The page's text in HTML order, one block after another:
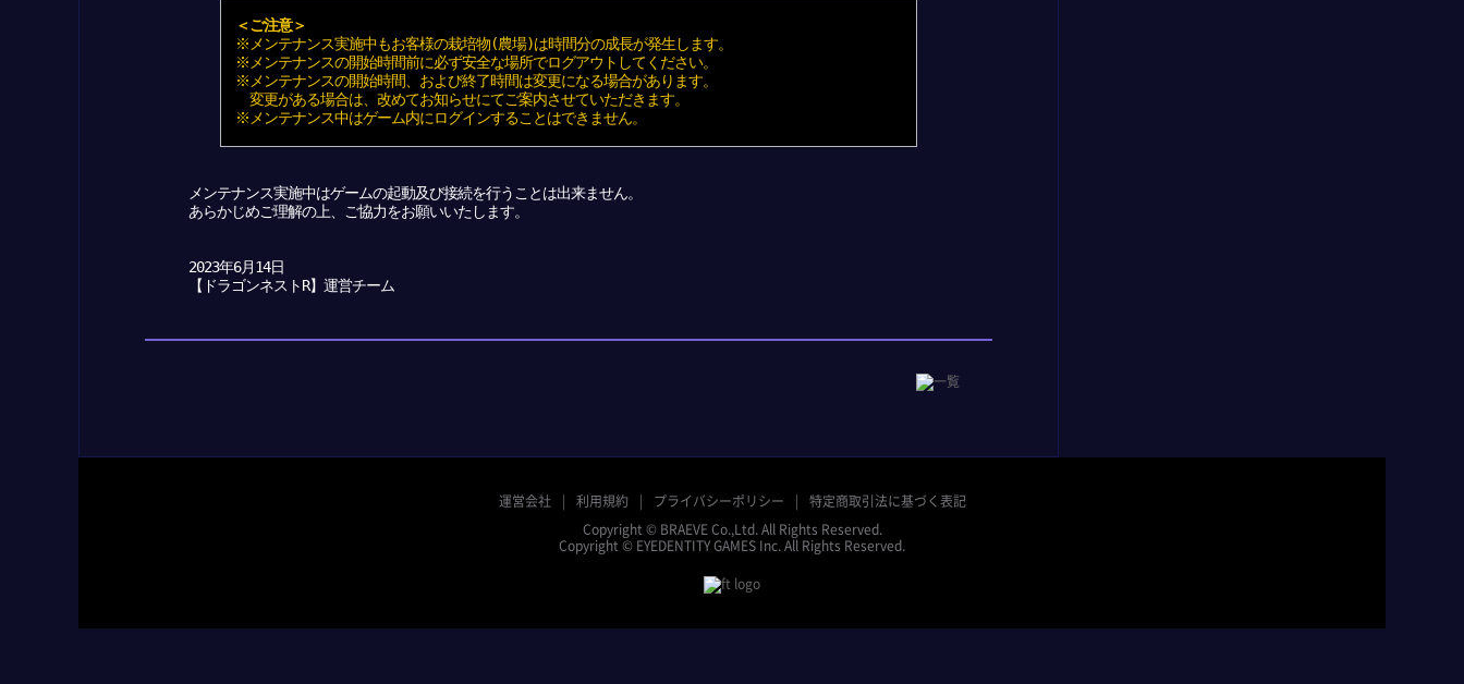
＜ご注意＞
※メンテナンス実施中もお客様の栽培物(農場)は時間分の成長が発生します。
※メンテナンスの開始時間前に必ず安全な場所でログアウトしてください。
※メンテナンスの開始時間、および終了時間は変更になる場合があります。
変更がある場合は、改めてお知らせにてご案内させていただきます。
※メンテナンス中はゲーム内にログインすることはできません。
メンテナンス実施中はゲームの起動及び接続を行うことは出来ません。
あらかじめご理解の上、ご協力をお願いいたします。
2023年6月14日
【ドラゴンネストR】運営チーム
運営会社 利用規約 プライバシーポリシー 特定商取引法に基づく表記
Copyright © BRAEVE Co.,Ltd. All Rights Reserved.
Copyright © EYEDENTITY GAMES Inc. All Rights Reserved.